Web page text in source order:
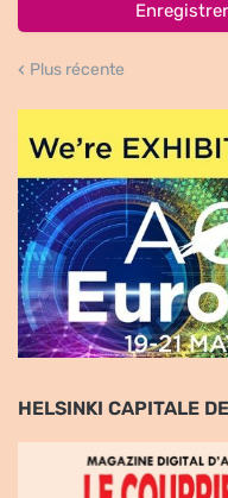
Plus récente
HELSINKI CAPITALE